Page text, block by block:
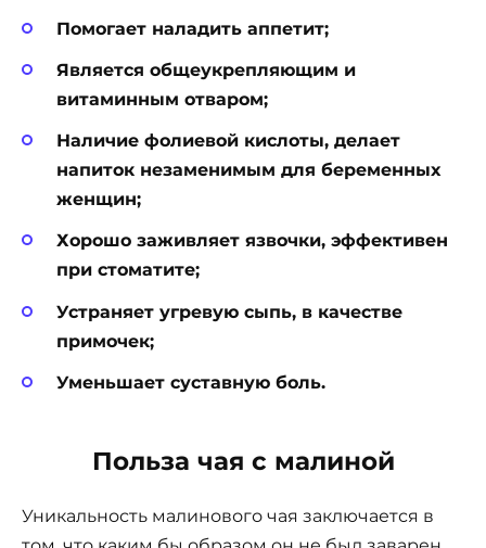
Помогает наладить аппетит;
Является общеукрепляющим и
витаминным отваром;
Наличие фолиевой кислоты, делает
напиток незаменимым для беременных
женщин;
Хорошо заживляет язвочки, эффективен
при стоматите;
Устраняет угревую сыпь, в качестве
примочек;
Уменьшает суставную боль.
Польза чая с малиной
Уникальность малинового чая заключается в